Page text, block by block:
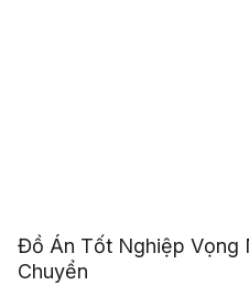
Đồ Án Tốt Nghiệp Vọng
Chuyển